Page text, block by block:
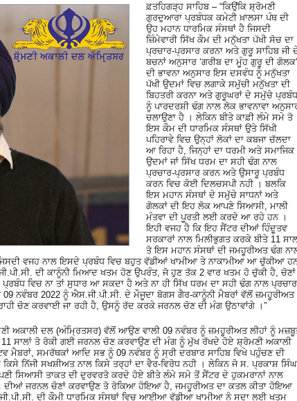
ਫ਼ਤਹਿਗੜ੍ਹ ਸਾਹਿਬ – “ਕਿਉਂਕਿ ਸ਼੍ਰੋਮਣੀ
ਗੁਰਦੁਆਰਾ ਪ੍ਰਬੰਧਕ ਕਮੇਟੀ ਖ਼ਾਲਸਾ ਪੰਥ ਦੀ
ਉਹ ਮਹਾਨ ਧਾਰਮਿਕ ਸੰਸਥਾਂ ਹੈ ਜਿਸਦੀ
ਜ਼ਿੰਮੇਵਾਰੀ ਸਿੱਖ ਕੌਮ ਦੀ ਮਨੁੱਖਤਾ ਪੱਖੀ ਸੋਚ ਦਾ
ਪ੍ਰਚਾਰ-ਪ੍ਰਸਾਰ ਕਰਨਾ ਅਤੇ ਗੁਰੂ ਸਾਹਿਬ ਜੀ
ਬਚਨਾਂ ਅਨੁਸਾਰ ‘ਗਰੀਬ ਦਾ ਮੂੰਹ ਗੁਰੂ ਦੀ ਗੋਲਕ’
ਦੀ ਭਾਵਨਾ ਅਨੁਸਾਰ ਇਸ ਦਸਵੰਧ ਨੂੰ ਮਨੁੱਖਤਾ
ਪੱਖੀ ਉਦਮਾਂ ਵਿਚ ਲਗਾਕੇ ਸਮੁੱਚੀ ਮਨੁੱਖਤਾ ਦੀ
ਬਿਹਤਰੀ ਕਰਨਾ ਅਤੇ ਗੁਰੂਘਰਾਂ ਦੇ ਸਮੁੱਚੇ ਪ੍ਰਬੰਧ
ਨੂੰ ਪਾਰਦਰਸ਼ੀ ਢੰਗ ਨਾਲ ਲੋਕ ਭਾਵਨਾਵਾ
ਚਲਾਉਣਾ ਹੈ । ਲੇਕਿਨ ਬੀਤੇ ਕਾਫ਼ੀ ਲੰਮੇ ਸਮੇ ਤੋ
ਇਸ ਕੌਮ ਦੀ ਧਾਰਮਿਕ ਸੰਸਥਾਂ ਉਤੇ ਸਿੱਖੀ
ਪਹਿਰਾਵੇ ਵਿਚ ਉਨ੍ਹਾਂ ਲੋਕਾਂ ਦਾ ਕਬਜਾ ਚੱਲਦਾ
ਆ ਰਿਹਾ ਹੈ, ਜਿਨ੍ਹਾਂ ਦਾ ਧਰਮੀ ਅਤੇ ਸਮਾਜਿਕ
ਉਦਮਾਂ ਜਾਂ ਸਿੱਖ ਧਰਮ ਦਾ ਸਹੀ ਢੰਗ ਨਾਲ
ਪ੍ਰਚਾਰ-ਪ੍ਰਸਾਰ ਕਰਨ ਅਤੇ ਉਸਾਰੂ ਪ੍ਰਬੰਧ
ਕਰਨ ਵਿਚ ਕੋਈ ਦਿਲਚਸਪੀ ਨਹੀ । ਬਲਕਿ
ਇਸ ਮਹਾਨ ਸੰਸਥਾਂ ਦੇ ਸਮੁੱਚੇ ਸਾਧਨਾਂ ਅਤੇ
ਗੋਲਕਾਂ ਦੀ ਇਹ ਲੋਕ ਆਪਣੇ ਸਿਆਸੀ, ਮਾਲੀ
ਮੰਤਵਾ ਦੀ ਪੂਰਤੀ ਲਈ ਕਰਦੇ ਆ ਰਹੇ ਹਨ ।
ਇਹੀ ਵਜਹ ਹੈ ਕਿ ਇਹ ਸੈਂਟਰ ਦੀਆਂ ਹਿੰਦੂਤਵ
ਸਰਕਾਰਾਂ ਨਾਲ ਮਿਲੀਭੁਗਤ ਕਰਕੇ ਬੀਤੇ 11
ਤੋ ਇਸ ਮਹਾਨ ਸੰਸਥਾਂ ਦੀ ਜਮਹੂਰੀਅਤ ਢੰਗ
ਵਜਹ ਨਾਲ ਇਸਦੇ ਪ੍ਰਬੰਧ ਵਿਚ ਬਹੁਤ ਵੱਡੀਆਂ ਖਾਮੀਆ ਤੇ ਨਾਕਾਮੀਆ ਆ ਚੁੱਕੀਆ
ਦੀ ਕਾਨੂੰਨੀ ਮਿਆਦ ਖਤਮ ਹੋਣ ਉਪਰੰਤ, ਜੋ ਹੁਣ ਤੱਕ 2 ਵਾਰ ਖਤਮ ਹੋ ਚੁੱਕੀ ਹੈ, ਚੋਣਾਂ
ਵਿਚ ਨਾ ਤਾਂ ਸੁਧਾਰ ਆ ਸਕਦਾ ਹੈ ਅਤੇ ਨਾ ਹੀ ਸਿੱਖ ਧਰਮ ਦਾ ਸਹੀ ਢੰਗ ਨਾਲ ਪ੍ਰਚਾਰ
ਨਵੰਬਰ 2022 ਨੂੰ ਐਸ.ਜੀ.ਪੀ.ਸੀ. ਦੇ ਮੌਜੂਦਾ ਬੋਗਸ ਗੈਰ-ਕਾਨੂੰਨੀ ਮੈਬਰਾਂ ਵੱਲੋਂ ਜ਼ਮਹੂਰੀਅਤ
ਰਾਹੀ ਚੋਣ ਕਰਵਾਈ ਜਾ ਰਹੀ ਹੈ, ਉਸਨੂੰ ਰੱਦ ਕਰਕੇ ਜਰਨਲ ਚੋਣ ਦੀ ਮੰਗ ਉਠਾਵਾਂਗੇ ।”
ਅਕਾਲੀ ਦਲ (ਅੰਮ੍ਰਿਤਸਰ) ਵੱਲੋਂ ਆਉਣ ਵਾਲੀ 09 ਨਵੰਬਰ ਨੂੰ ਜ਼ਮਹੂਰੀਅਤ ਲੀਹਾਂ ਨੂੰ
11 ਸਾਲਾਂ ਤੋ ਰੋਕੀ ਗਈ ਜਰਨਲ ਚੋਣ ਕਰਵਾਉਣ ਦੀ ਮੰਗ ਨੂੰ ਮੁੱਖ ਰੱਖਦੇ ਹੋਏ ਸ਼੍ਰੋਮਣੀ ਅਕਾਲੀ
ਮੈਬਰਾਂ, ਸਮਰੱਥਕਾਂ ਆਦਿ ਸਭ ਨੂੰ 09 ਨਵੰਬਰ ਨੂੰ ਸ੍ਰੀ ਦਰਬਾਰ ਸਾਹਿਬ ਵਿਖੇ ਪਹੁੰਚਣ ਦੀ
ਨਿੱਜੀ ਸਖਸ਼ੀਅਤ ਨਾਲ ਕਿਸੇ ਤਰ੍ਹਾਂ ਦਾ ਵੈਰ-ਵਿਰੋਧ ਨਹੀ । ਲੇਕਿਨ ਜੋ ਸ. ਪ੍ਰਕਾਸ਼ ਸਿੰਘ
ਸਿਆਸੀ ਤਾਕਤ ਦੀ ਦੁਰਵਰਤੋ ਕਰਦੇ ਹੋਏ ਬੀਤੇ ਲੰਮੇ ਸਮੇ ਤੋਂ ਸੈਂਟਰ ਦੇ ਹੁਕਮਰਾਨਾਂ ਨਾਲ
ਦੀਆਂ ਜਰਨਲ ਚੋਣਾਂ ਕਰਵਾਉਣ ਤੋ ਰੋਕਿਆ ਹੋਇਆ ਹੈ, ਜਮਹੂਰੀਅਤ ਦਾ ਕਤਲ ਕੀਤਾ ਹੋਇਆ
ਦੀ ਕੌਮੀ ਧਾਰਮਿਕ ਸੰਸਥਾਂ ਵਿਚ ਆਈਆ ਵੱਡੀਆ ਖਾਮੀਆ ਨੂੰ ਸਦਾ ਲਈ ਖਤਮ